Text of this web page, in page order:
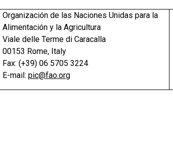
Organización de las Naciones Unidas para la
Alimentación y la Agricultura
Viale delle Terme di Caracalla
00153 Rome, Italy
Fax: (+39) 06 5705 3224
E-mail: pic@fao.org